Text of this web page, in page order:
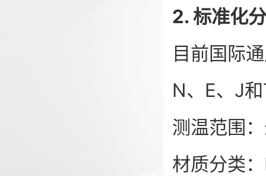
2. 标准化
目前国际
N、E、J
测温范围
材质分类